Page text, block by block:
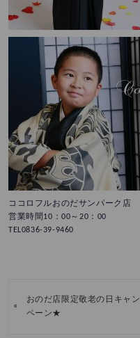
ココロフルおのだサンパーク店
営業時間10：00～20：00
TEL0836-39-9460
«
おのだ店限定敬老の日キャン
ペーン★